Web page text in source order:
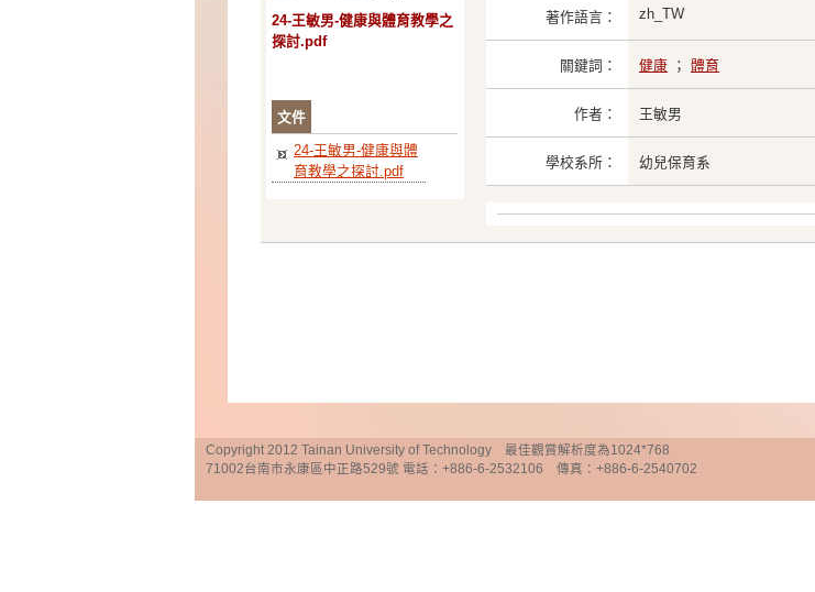
24-王敏男-健康與體育教學之
探討.pdf
文件
24-王敏男-健康與體
育教學之探討.pdf
著作語言： zh_TW
關鍵詞： 健康 ； 體育
作者： 王敏男
學校系所： 幼兒保育系
Copyright 2012 Tainan University of Technology 最佳觀賞解析度為1024*768
71002台南市永康區中正路529號 電話：+886-6-2532106 傳真：+886-6-2540702